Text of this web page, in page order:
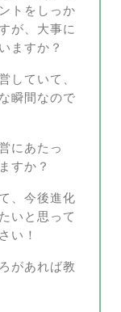
トをしっか
が、大事に
ますか？
していて、
瞬間なので
にあたっ
すか？
、今後進化
いと思って
い！
があれば教